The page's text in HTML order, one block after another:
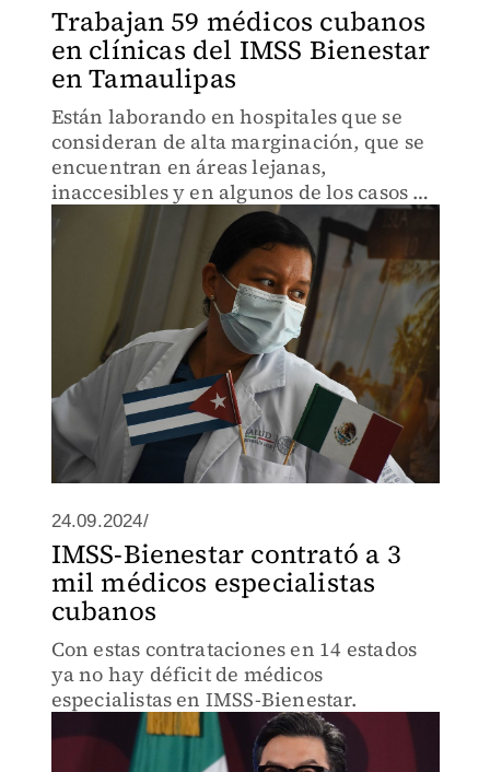
Trabajan 59 médicos cubanos
en clínicas del IMSS Bienestar
en Tamaulipas
Están laborando en hospitales que se
consideran de alta marginación, que se
encuentran en áreas lejanas,
inaccesibles y en algunos de los casos en
zonas de riesgo.
24.09.2024/
IMSS-Bienestar contrató a 3
mil médicos especialistas
cubanos
Con estas contrataciones en 14 estados
ya no hay déficit de médicos
especialistas en IMSS-Bienestar.